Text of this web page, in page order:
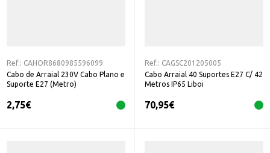
Ref.: CAHOR8680985596099
Cabo de Arraial 230V Cabo Plano e
Suporte E27 (Metro)
2,75€
Ref.: CAGSC201205005
Cabo Arraial 40 Suportes E27 C/ 42
Metros IP65 Liboi
70,95€